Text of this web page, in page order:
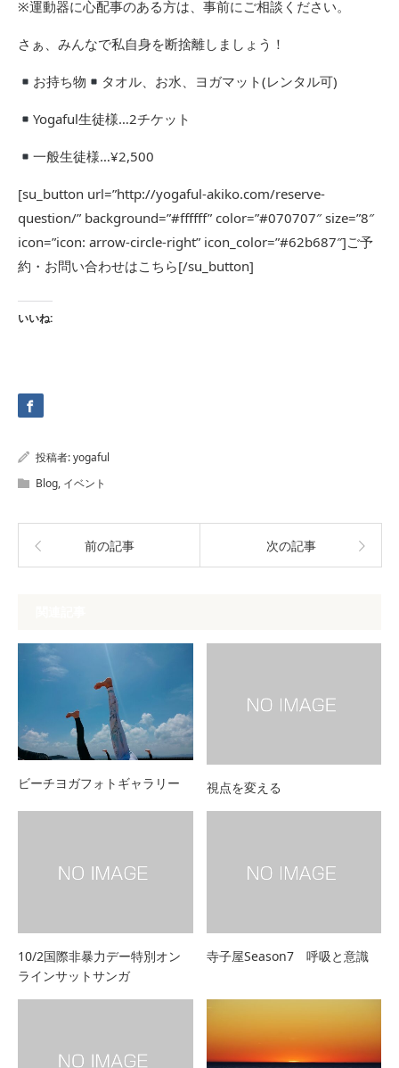
※運動器に心配事のある方は、事前にご相談ください。
さぁ、みんなで私自身を断捨離しましょう！
お持ち物 タオル、お水、ヨガマット(レンタル可)
Yogaful生徒様…2チケット
一般生徒様…¥2,500
[su_button url=”http://yogaful-akiko.com/reserve-
question/” background=”#ffffff” color=”#070707″ size=”8″
icon=”icon: arrow-circle-right” icon_color=”#62b687″]ご予
約・お問い合わせはこちら[/su_button]
いいね:
投稿者:yogaful
Blog, イベント
前の記事 次の記事
ビーチヨガフォトギャラリー 視点を変える
10/2国際非暴力デー特別オン
ラインサットサンガ
寺子屋Season7 呼吸と意識